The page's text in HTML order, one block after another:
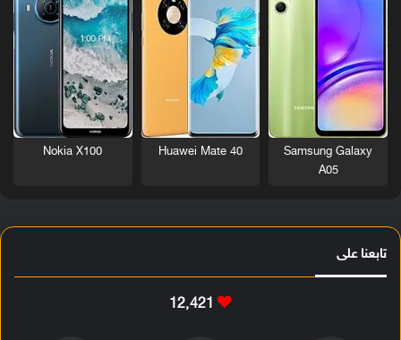
Samsung Galaxy
A05
Huawei Mate 40
Nokia X100
تابعنا على
12٬421